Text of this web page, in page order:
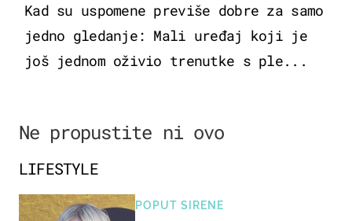
Kad su uspomene previše dobre za samo
jedno gledanje: Mali uređaj koji je
još jednom oživio trenutke s ple...
Ne propustite ni ovo
LIFESTYLE
POPUT SIRENE